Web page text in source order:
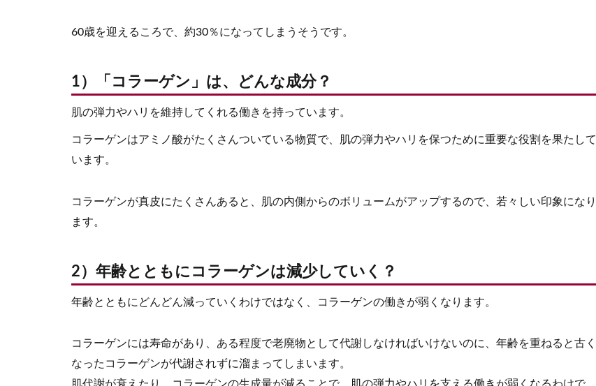
60歳を迎えるころで、約30％になってしまうそうです。
1）「コラーゲン」は、どんな成分？
肌の弾力やハリを維持してくれる働きを持っています。
コラーゲンはアミノ酸がたくさんついている物質で、肌の弾力やハリを保つために重要な役割を果たして
います。
コラーゲンが真皮にたくさんあると、肌の内側からのボリュームがアップするので、若々しい印象になり
ます。
2）年齢とともにコラーゲンは減少していく？
年齢とともにどんどん減っていくわけではなく、コラーゲンの働きが弱くなります。
コラーゲンには寿命があり、ある程度で老廃物として代謝しなければいけないのに、年齢を重ねると古く
なったコラーゲンが代謝されずに溜まってしまいます。